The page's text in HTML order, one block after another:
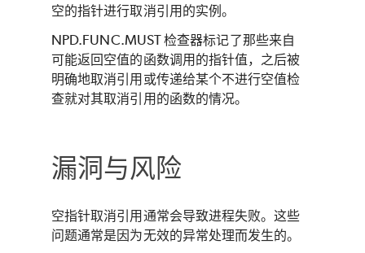
空的指针进行取消引用的实例。
NPD.FUNC.MUST 检查器标记了那些来自
可能返回空值的函数调用的指针值，之后被
明确地取消引用或传递给某个不进行空值检
查就对其取消引用的函数的情况。
漏洞与风险
空指针取消引用通常会导致进程失败。这些
问题通常是因为无效的异常处理而发生的。